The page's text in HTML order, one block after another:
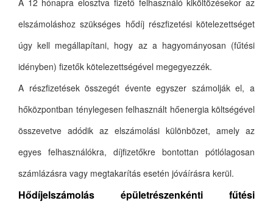
A 12 hónapra elosztva fizető felhasználó kiköltözésekor az
elszámoláshoz szükséges hődíj részfizetési kötelezettséget
úgy kell megállapítani, hogy az a hagyományosan (fűtési
idényben) fizetők kötelezettségével megegyezzék.
A részfizetések összegét évente egyszer számolják el, a
hőközpontban ténylegesen felhasznált hőenergia költségével
összevetve adódik az elszámolási különbözet, amely az
egyes felhasználókra, díjfizetőkre bontottan pótlólagosan
számlázásra vagy megtakarítás esetén jóváírásra kerül.
Hődíjelszámolás épületrészenkénti fűtési